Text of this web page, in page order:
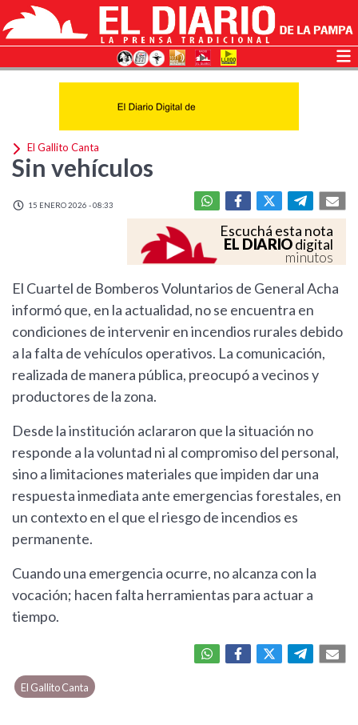
El Gallito Canta
Sin vehículos
15 ENERO 2026 - 08:33
Escuchá esta nota
EL DIARIOdigital
minutos
El Cuartel de Bomberos Voluntarios de General Acha
informó que, en la actualidad, no se encuentra en
condiciones de intervenir en incendios rurales debido
a la falta de vehículos operativos. La comunicación,
realizada de manera pública, preocupó a vecinos y
productores de la zona.
Desde la institución aclararon que la situación no
responde a la voluntad ni al compromiso del personal,
sino a limitaciones materiales que impiden dar una
respuesta inmediata ante emergencias forestales, en
un contexto en el que el riesgo de incendios es
permanente.
Cuando una emergencia ocurre, no alcanza con la
vocación; hacen falta herramientas para actuar a
tiempo.
El Gallito Canta